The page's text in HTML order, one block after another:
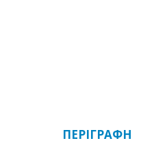
ΠΕΡΙΓΡΑΦΉ